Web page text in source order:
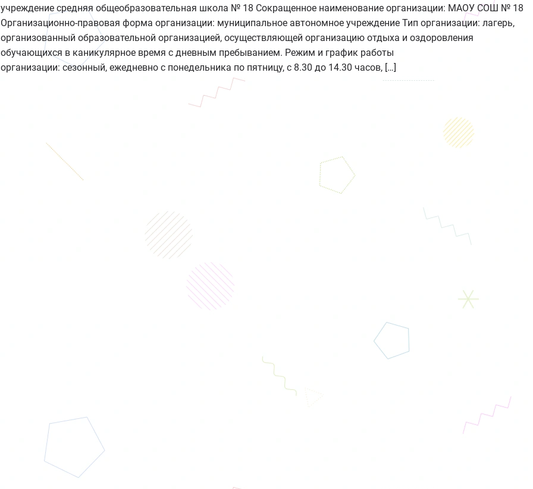
учреждение средняя общеобразовательная школа № 18 Сокращенное наименование организации: МАОУ СОШ № 18
Организационно-правовая форма организации: муниципальное автономное учреждение Тип организации: лагерь,
организованный образовательной организацией, осуществляющей организацию отдыха и оздоровления
обучающихся в каникулярное время с дневным пребыванием. Режим и график работы
организации: сезонный, ежедневно с понедельника по пятницу, с 8.30 до 14.30 часов, […]